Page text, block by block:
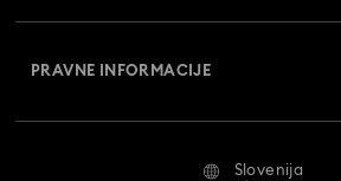
Vračila in zamenjava
Stanje popravila
PRAVNE INFORMACIJE
Slovenija